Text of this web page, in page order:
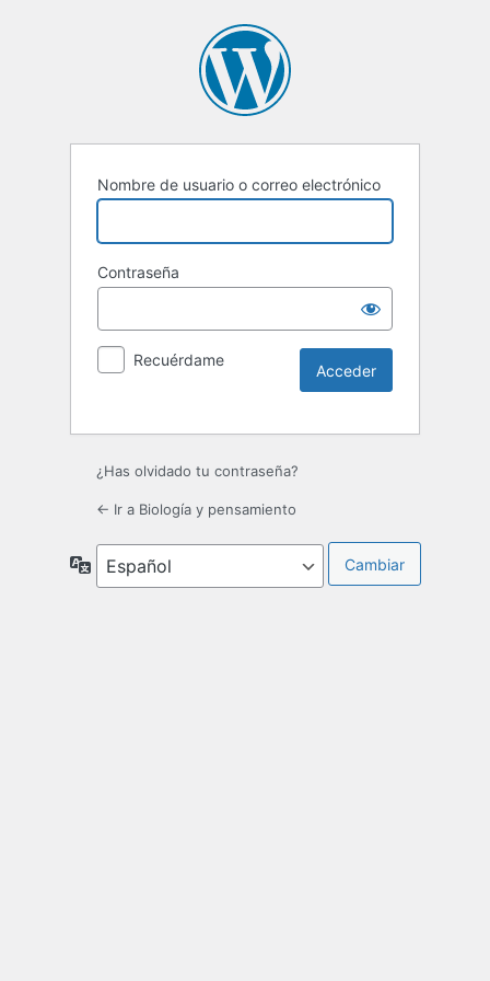
Nombre de usuario o correo electrónico
Contraseña
Recuérdame
¿Has olvidado tu contraseña?
← Ir a Biología y pensamiento
Idioma